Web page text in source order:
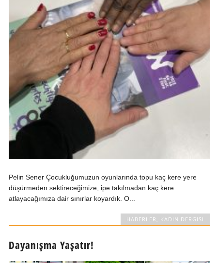
Pelin Sener Çocukluğumuzun oyunlarında topu kaç kere yere
düşürmeden sektireceğimize, ipe takılmadan kaç kere
atlayacağımıza dair sınırlar koyardık. O...
HABERLER , KADIN DERGISI
Dayanışma Yaşatır!